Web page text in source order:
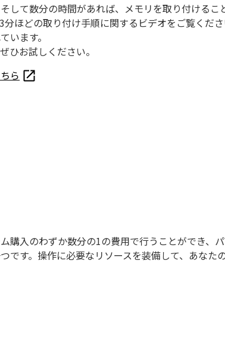
して数分の時間があれば、メモリを取り付けるこ
ほどの取り付け手順に関するビデオをご覧くださ
います。
ひお試しください。
ら
購入のわずか数分の1の費用で行うことができ、
です。操作に必要なリソースを装備して、あなた